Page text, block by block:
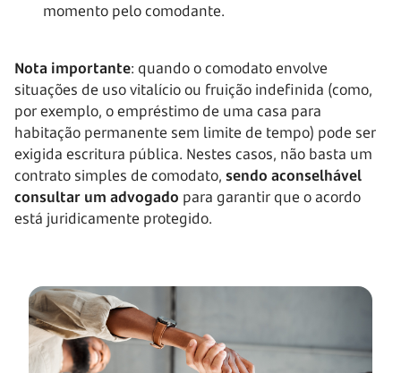
momento pelo comodante.
Nota importante: quando o comodato envolve
situações de uso vitalício ou fruição indefinida (como,
por exemplo, o empréstimo de uma casa para
habitação permanente sem limite de tempo) pode ser
exigida escritura pública. Nestes casos, não basta um
contrato simples de comodato, sendo aconselhável
consultar um advogado para garantir que o acordo
está juridicamente protegido.